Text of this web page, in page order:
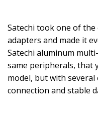
Satechi took one of
adapters and made it
Satechi aluminum
same peripherals, that
model, but with
connection and stable